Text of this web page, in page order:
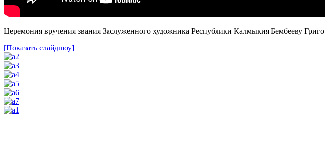
Церемония вручения звания Заслуженного художника Республики Калмыкия Бембееву
[Показать слайдшоу]